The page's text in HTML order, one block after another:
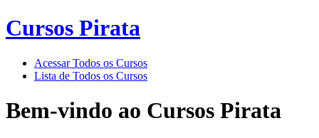
Cursos Pirata
Acessar Todos os Cursos
Lista de Todos os Cursos
Bem-vindo ao Cursos Pirata